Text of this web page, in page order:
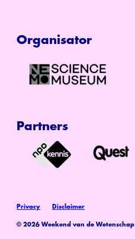
Organisator
Partners
© 2026 Weekend van de Wetenschap
Privacy Disclaimer